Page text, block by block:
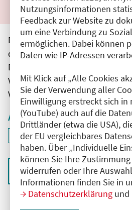
Nutzungsinformationen
Feedback zur Website zu
um eine Verbindung zu
ermöglichen. Dabei können
Daten wie IP-Adressen
Mit Klick auf „Alle Cookies
Sie der Verwendung aller
Einwilligung erstreckt sich in
(YouTube) auch auf die
Drittländer (etwa die USA),
der EU vergleichbares
haben. Über „Individuelle
können Sie Ihre
widerrufen oder Ihre
Informationen finden Sie in
Datenschutzerklärung und
Die hier aufgeführten
den unmittelbar vom
Die Ärztekammer Berlin
Verantwortung für den Inhalt,
Veranstalter.
Aktive Filter
Filter
ID: ANT-2502529
deaktivieren und
Sortieren nach